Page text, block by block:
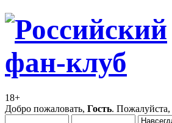
18+
Добро пожаловать, Гость. Пожалуйста,